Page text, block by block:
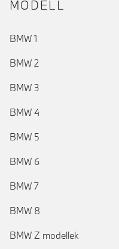
MODELL
BMW 1
BMW 2
BMW 3
BMW 4
BMW 5
BMW 6
BMW 7
BMW 8
BMW Z modellek